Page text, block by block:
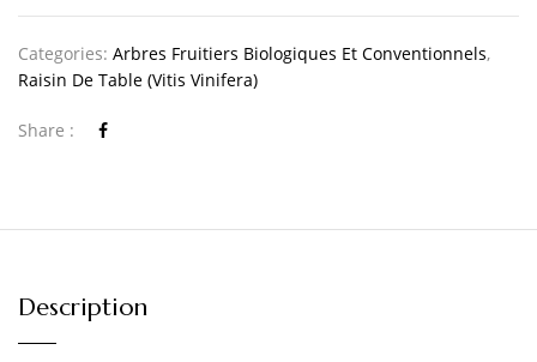
Categories: Arbres Fruitiers Biologiques Et Conventionnels,
Raisin De Table (Vitis Vinifera)
Share :
Description